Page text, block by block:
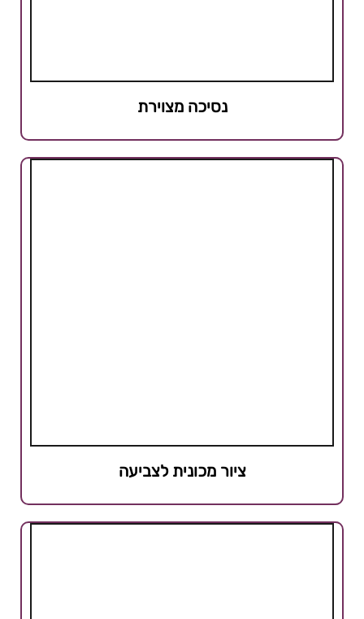
נסיכה מצוירת
ציור מכונית לצביעה